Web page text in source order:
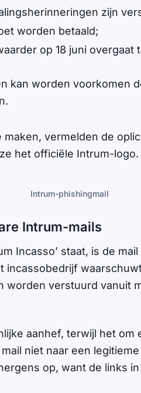
zijn
worden betaald;
op 18 juni overgaat
kan worden voorkomen
maken, vermelden de
het officiële Intrum-logo.
Intrum-phishingmail
Intrum-mails
Incasso’ staat, is de
incassobedrijf
worden verstuurd vanuit
aanhef, terwijl het om
niet naar een
op, want de links